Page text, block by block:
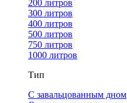
200 литров
300 литров
400 литров
500 литров
750 литров
1000 литров
Тип
С завальцованным дном